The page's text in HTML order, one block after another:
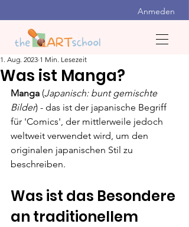
Anmeden
Was ist Manga?
1. Aug. 2023 1 Min. Lesezeit
Manga (Japanisch: bunt gemischte
Bilder) - das ist der japanische Begriff
für 'Comics', der mittlerweile jedoch
weltweit verwendet wird, um den
originalen japanischen Stil zu
beschreiben.
Was ist das Besondere
an traditionellem